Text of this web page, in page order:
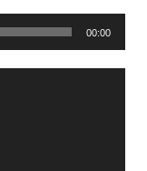
00:00